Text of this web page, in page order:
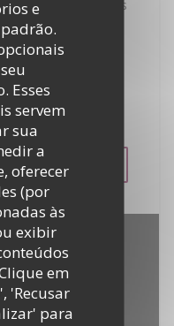
e
Esses
servem
sua
a
oferecer
(por
às
exibir
em
'Recusar
para
mergulhar nas águas
Os iates mais
frente de você ...
mar na entrada de
Beach oferece uma
de frutos do mar.
clientes.